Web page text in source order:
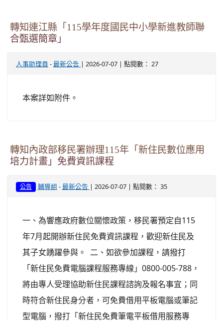
轉知連江縣「115學年度國民中小學新進教師聯
合甄選簡章」
人事助理員 - 最新公告 | 2026-07-07 | 點閱數： 27
本案詳如附件。
轉知內政部移民署辦理115年「新住民數位應用
培力計畫」免費資訊課程
公告 輔導組 - 最新公告 | 2026-07-07 | 點閱數： 35
一、為響應政府數位關懷政策，移民署預定自115
年7月起開辦新住民免費資訊課程，歡迎新住民及
其子女踴躍參與。 二、如欲參加課程，請撥打
「新住民免費電腦課程服務專線」0800-005-788，
將由專人受理協助新住民課程諮詢及報名事宜；同
時符合新住民身分者，可免費借用平板電腦或筆記
型電腦，撥打「新住民免費筆電平板借用服務專